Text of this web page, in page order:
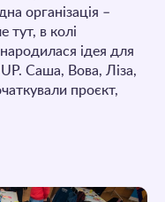
організація –
тут, в колі
ідея для
Саша, Вова, Ліза,
проєкт,